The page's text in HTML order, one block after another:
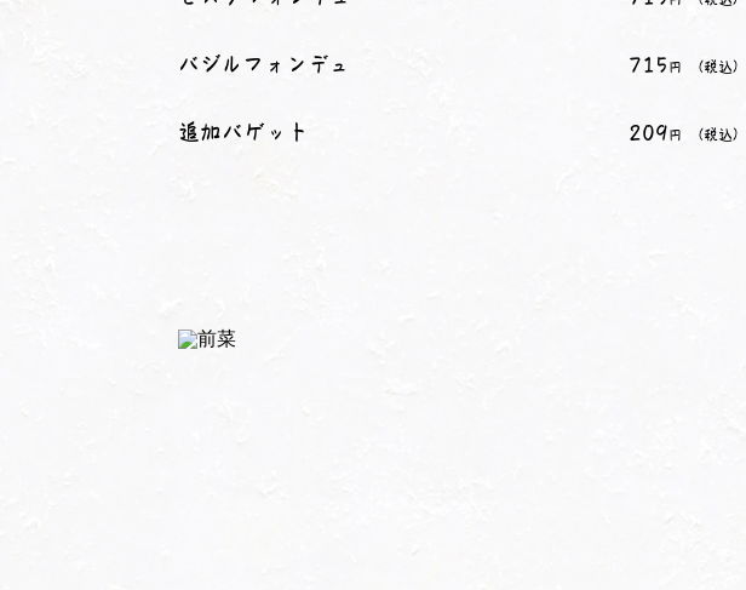
バジルフォンデュ 715 円 （税込）
追加バゲット 209 円 （税込）